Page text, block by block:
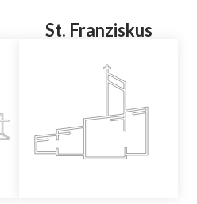
St. Franziskus